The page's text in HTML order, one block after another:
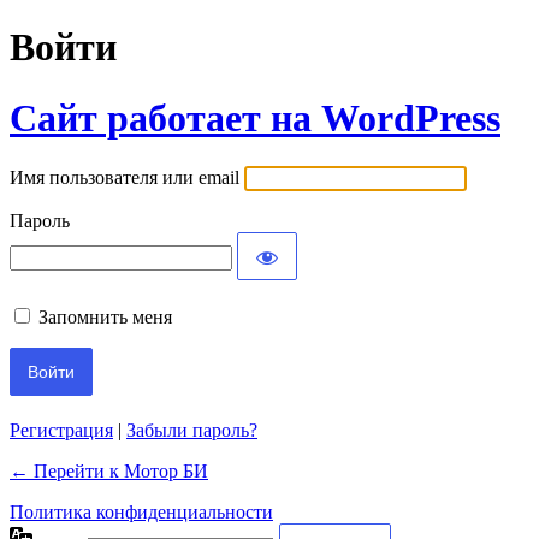
Войти
Сайт работает на WordPress
Имя пользователя или email
Пароль
Запомнить меня
Регистрация | Забыли пароль?
← Перейти к Мотор БИ
Политика конфиденциальности